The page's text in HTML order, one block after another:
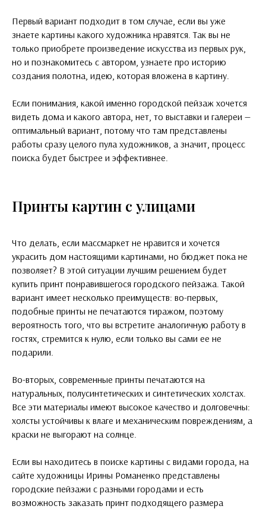
Первый вариант подходит в том случае, если вы уже
знаете картины какого художника нравятся. Так вы не
только приобрете произведение искусства из первых рук,
но и познакомитесь с автором, узнаете про историю
создания полотна, идею, которая вложена в картину.
Если понимания, какой именно городской пейзаж хочется
видеть дома и какого автора, нет, то выставки и галереи —
оптимальный вариант, потому что там представлены
работы сразу целого пула художников, а значит, процесс
поиска будет быстрее и эффективнее.
Принты картин с улицами
Что делать, если массмаркет не нравится и хочется
украсить дом настоящими картинами, но бюджет пока не
позволяет? В этой ситуации лучшим решением будет
купить принт понравившегося городского пейзажа. Такой
вариант имеет несколько преимуществ: во-первых,
подобные принты не печатаются тиражом, поэтому
вероятность того, что вы встретите аналогичную работу в
гостях, стремится к нулю, если только вы сами ее не
подарили.
Во-вторых, современные принты печатаются на
натуральных, полусинтетических и синтетических холстах.
Все эти материалы имеют высокое качество и долговечны:
холсты устойчивы к влаге и механическим повреждениям, а
краски не выгорают на солнце.
Если вы находитесь в поиске картины с видами города, на
сайте художницы Ирины Романенко представлены
городские пейзажи с разными городами и есть
возможность заказать принт подходящего размера